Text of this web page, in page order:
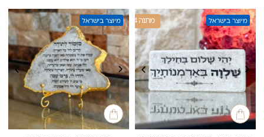
224.00 ₪.
194.00 ₪.
מיוצר בישראל 1+4 מתנה מיוצר בישראל